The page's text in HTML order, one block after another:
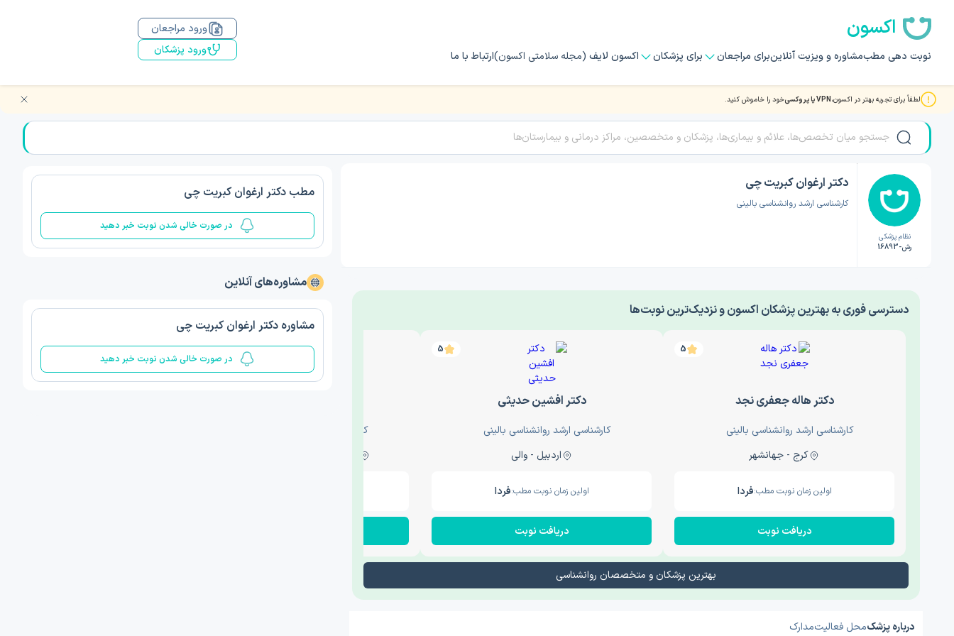
اکسون
نوبت دهی مطبمشاوره و ویزیت آنلاینبرای مراجعان برای پزشکان اکسون لایف (مجله سلامتی اکسون)ارتباط با ما
ورود مراجعان
ورود پزشکان
لطفاً برای تجربه بهتر در اکسون،VPN یا پروکسی خود را خاموش کنید. صفحه اصلی/دکتر روانشناسی/دکتر ارغوان کبریت چی
نظام پزشکی
رش-16893
دکتر ارغوان کبریت چی
کارشناسی ارشد روانشناسی بالینی
5
دکتر هاله جعفری نجد
کارشناسی ارشد روانشناسی بالینی
کرج - جهانشهر
اولین زمان نوبت مطب:فردا
دریافت نوبت
5
دکتر افشین حدیثی
کارشناسی ارشد روانشناسی بالینی
اردبیل - والی
اولین زمان نوبت مطب:فردا
دریافت نوبت
5
کارشناسی ارشد روانشناسی بالینی
بهترین پزشکان و متخصصان روانشناسی
درباره پزشکمحل فعالیتمدارک
مطب دکتر ارغوان کبریت چی
در صورت خالی شدن نوبت خبر دهید
مشاوره‌های آنلاین
مشاوره دکتر ارغوان کبریت چی
در صورت خالی شدن نوبت خبر دهید